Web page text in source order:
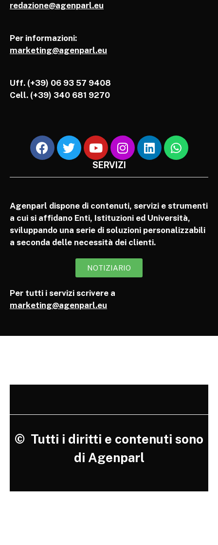
redazione@agenparl.eu
Per informazioni:
marketing@agenparl.eu
Uff. (+39) 06 93 57 9408
Cell. (+39) 340 681 9270
SERVIZI
Agenparl dispone di contenuti, servizi e strumenti
a cui si affidano Enti, Istituzioni ed Università,
sviluppando una serie di soluzioni personalizzabili
a seconda delle necessità dei clienti.
NOTIZIARIO
Per tutti i servizi scrivere a
marketing@agenparl.eu
© Tutti i diritti e contenuti sono
di Agenparl